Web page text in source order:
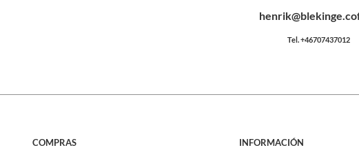
Tel. +46707437012
COMPRAS INFORMACIÓN